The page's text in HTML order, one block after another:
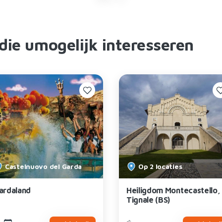
umogelijk interesseren
Castelnuovo del Garda Op 2 locaties
Heiligdom Montecastello,
Tignale (BS)